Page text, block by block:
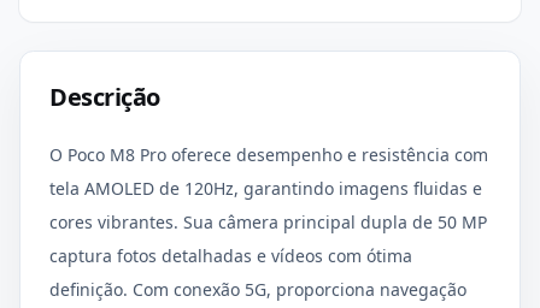
Descrição
O Poco M8 Pro oferece desempenho e resistência com
tela AMOLED de 120Hz, garantindo imagens fluidas e
cores vibrantes. Sua câmera principal dupla de 50 MP
captura fotos detalhadas e vídeos com ótima
definição. Com conexão 5G, proporciona navegação